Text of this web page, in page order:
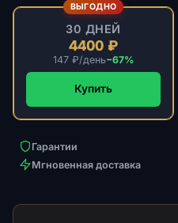
ВЫГОДНО
30 ДНЕЙ
4400 ₽
147 ₽/день−67%
Купить
Гарантии
Мгновенная доставка